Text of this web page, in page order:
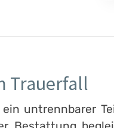
Trauerfall
untrennbarer